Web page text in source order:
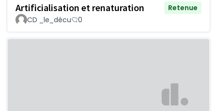
Artificialisation et renaturation
Retenue
CD _le_décu
0